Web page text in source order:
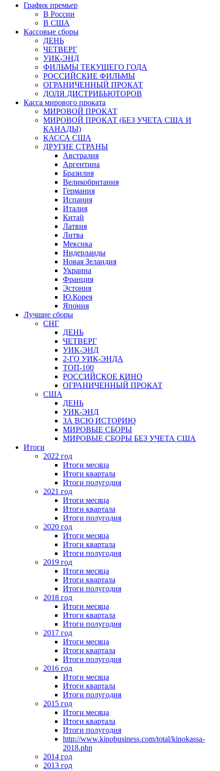
График премьер
В России
В США
Кассовые сборы
ДЕНЬ
ЧЕТВЕРГ
УИК-ЭНД
ФИЛЬМЫ ТЕКУЩЕГО ГОДА
РОССИЙСКИЕ ФИЛЬМЫ
ОГРАНИЧЕННЫЙ ПРОКАТ
ДОЛЯ ДИСТРИБЬЮТОРОВ
Касса мирового проката
МИРОВОЙ ПРОКАТ
МИРОВОЙ ПРОКАТ (БЕЗ УЧЕТА США И
КАНАДЫ)
КАССА США
ДРУГИЕ СТРАНЫ
Австралия
Аргентина
Бразилия
Великобритания
Германия
Испания
Италия
Китай
Латвия
Литва
Мексика
Нидерланды
Новая Зеландия
Украина
Франция
Эстония
Ю.Корея
Япония
Лучшие сборы
СНГ
ДЕНЬ
ЧЕТВЕРГ
УИК-ЭНД
2-ГО УИК-ЭНДА
ТОП-100
РОССИЙСКОЕ КИНО
ОГРАНИЧЕННЫЙ ПРОКАТ
США
ДЕНЬ
УИК-ЭНД
ЗА ВСЮ ИСТОРИЮ
МИРОВЫЕ СБОРЫ
МИРОВЫЕ СБОРЫ БЕЗ УЧЕТА США
Итоги
2022 год
Итоги месяца
Итоги квартала
Итоги полугодия
2021 год
Итоги месяца
Итоги квартала
Итоги полугодия
2020 год
Итоги месяца
Итоги квартала
Итоги полугодия
2019 год
Итоги месяца
Итоги квартала
Итоги полугодия
2018 год
Итоги месяца
Итоги квартала
Итоги полугодия
2017 год
Итоги месяца
Итоги квартала
Итоги полугодия
2016 год
Итоги месяца
Итоги квартала
Итоги полугодия
2015 год
Итоги месяца
Итоги квартала
Итоги полугодия
http://www.kinobusiness.com/total/kinokassa-
2018.php
2014 год
2013 год